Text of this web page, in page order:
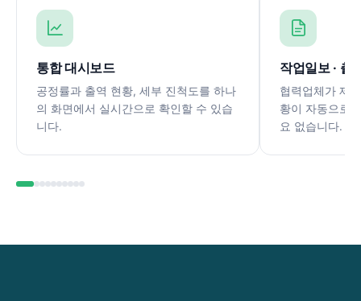
통합 대시보드
공정률과 출역 현황, 세부 진척도를 하나
의 화면에서 실시간으로 확인할 수 있습
니다.
작업일보 · 출
협력업체가 제
황이 자동으로
요 없습니다.